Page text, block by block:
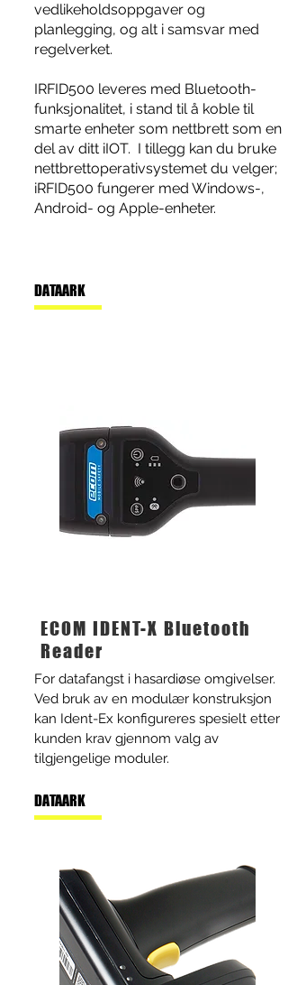
vedlikeholdsoppgaver og
planlegging, og alt i samsvar med
regelverket.
IRFID500 leveres med Bluetooth-
funksjonalitet, i stand til å koble til
smarte enheter som nettbrett som en
del av ditt iIOT. I tillegg kan du bruke
nettbrettoperativsystemet du velger;
iRFID500 fungerer med Windows-,
Android- og Apple-enheter.
DATAARK
ECOM IDENT-X Bluetooth
Reader
For datafangst i hasardiøse omgivelser.
Ved bruk av en modulær konstruksjon
kan Ident-Ex konfigureres spesielt etter
kunden krav gjennom valg av
tilgjengelige moduler.
DATAARK